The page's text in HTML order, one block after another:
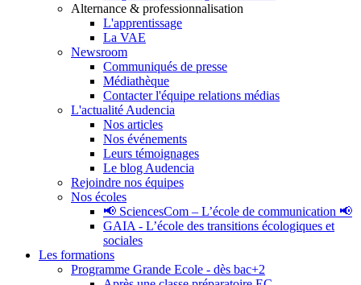
Alternance & professionnalisation
L'apprentissage
La VAE
Newsroom
Communiqués de presse
Médiathèque
Contacter l'équipe relations médias
L'actualité Audencia
Nos articles
Nos événements
Leurs témoignages
Le blog Audencia
Rejoindre nos équipes
Nos écoles
📢 SciencesCom – L’école de communication 📢
GAIA - L’école des transitions écologiques et
sociales
Les formations
Programme Grande Ecole - dès bac+2